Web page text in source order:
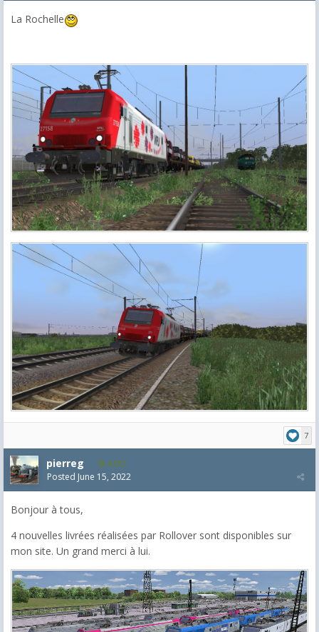
La Rochelle
7
pierreg 4,012
Posted June 15, 2022
Bonjour à tous,
4 nouvelles livrées réalisées par Rollover sont disponibles sur
mon site. Un grand merci à lui.